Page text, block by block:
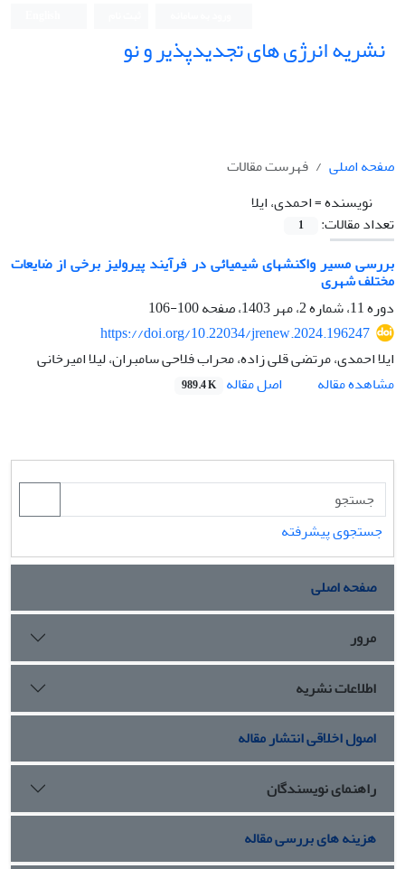
نشریه انرژی های تجدیدپذیر و نو
صفحه اصلی
فهرست مقالات
نویسنده =احمدی، ایلا
تعداد مقالات:
1
بررسی مسیر واکنشهای شیمیائی در فرآیند پیرولیز برخی از ضایعات
مختلف شهری
دوره 11، شماره 2، مهر 1403، صفحه
100-106
https://doi.org/10.22034/jrenew.2024.196247
ایلا احمدی، مرتضی قلی زاده، محراب فلاحی سامبران، لیلا امیرخانی
مشاهده مقاله
اصل مقاله 989.4 K
جستجوی پیشرفته
صفحه اصلی
مرور
اطلاعات نشریه
اصول اخلاقی انتشار مقاله
راهنمای نویسندگان
هزینه های بررسی مقاله